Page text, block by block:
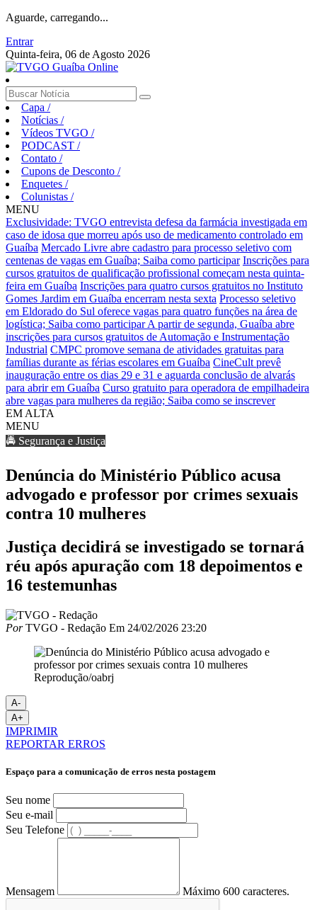
Aguarde, carregando...
Entrar
Quinta-feira, 06 de Agosto 2026
Capa /
Notícias /
Vídeos TVGO /
PODCAST /
Contato /
Cupons de Desconto /
Enquetes /
Colunistas /
MENU
Exclusividade: TVGO entrevista defesa da farmácia investigada em
caso de idosa que morreu após uso de medicamento controlado em
Guaíba Mercado Livre abre cadastro para processo seletivo com
centenas de vagas em Guaíba; Saiba como participar Inscrições para
cursos gratuitos de qualificação profissional começam nesta quinta-
feira em Guaíba Inscrições para quatro cursos gratuitos no Instituto
Gomes Jardim em Guaíba encerram nesta sexta Processo seletivo
em Eldorado do Sul oferece vagas para quatro funções na área de
logística; Saiba como participarA partir de segunda, Guaíba abre
inscrições para cursos gratuitos de Automação e Instrumentação
Industrial CMPC promove semana de atividades gratuitas para
famílias durante as férias escolares em Guaíba CineCult prevê
inauguração entre os dias 29 e 31 e aguarda conclusão de alvarás
para abrir em Guaíba Curso gratuito para operadora de empilhadeira
abre vagas para mulheres da região; Saiba como se inscrever
EM ALTA
MENU
🚔 Segurança e Justiça
Denúncia do Ministério Público acusa
advogado e professor por crimes sexuais
contra 10 mulheres
Justiça decidirá se investigado se tornará
réu após apuração com 18 depoimentos e
16 testemunhas
PorTVGO - Redação Em 24/02/2026 23:20
Reprodução/oabrj
A-
A+
IMPRIMIR
REPORTAR ERROS
Espaço para a comunicação de erros nesta postagem
Seu nome
Seu e-mail
Seu Telefone
Mensagem Máximo 600 caracteres.